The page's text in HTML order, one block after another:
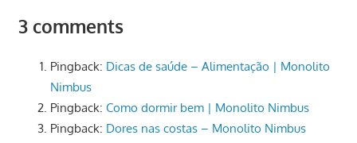
3 comments
Pingback: Dicas de saúde – Alimentação | Monolito
Nimbus
Pingback: Como dormir bem | Monolito Nimbus
Pingback: Dores nas costas – Monolito Nimbus